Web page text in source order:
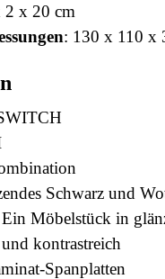
2 x 20 cm
: 130 x 110 x
Schwarz und
Möbelstück in
kontrastreich
Spanplatten